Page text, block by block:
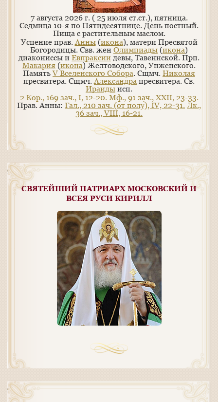
7 августа 2026 г. ( 25 июля ст.ст.), пятница.
Седмица 10-я по Пятидесятнице. День постный.
Пища с растительным маслом.
Успение прав. Анны(икона), матери Пресвятой
Богородицы. Свв. жен Олимпиады (икона)
диакониссы и Евпраксии девы, Тавеннской. Прп.
Макария (икона) Желтоводского, Унженского.
ПамятьV Вселенского Собора. Сщмч. Николая
пресвитера. Сщмч. Александра пресвитера. Св.
Ираиды исп.
2 Кор., 169 зач., I, 12-20. Мф., 91 зач., XXII, 23-33.
Прав. Анны: Гал., 210 зач. (от полу́), IV, 22-31. Лк.,
36 зач., VIII, 16-21.
СВЯТЕЙШИЙ ПАТРИАРХ МОСКОВСКИЙ И
ВСЕЯ РУСИ КИРИЛЛ